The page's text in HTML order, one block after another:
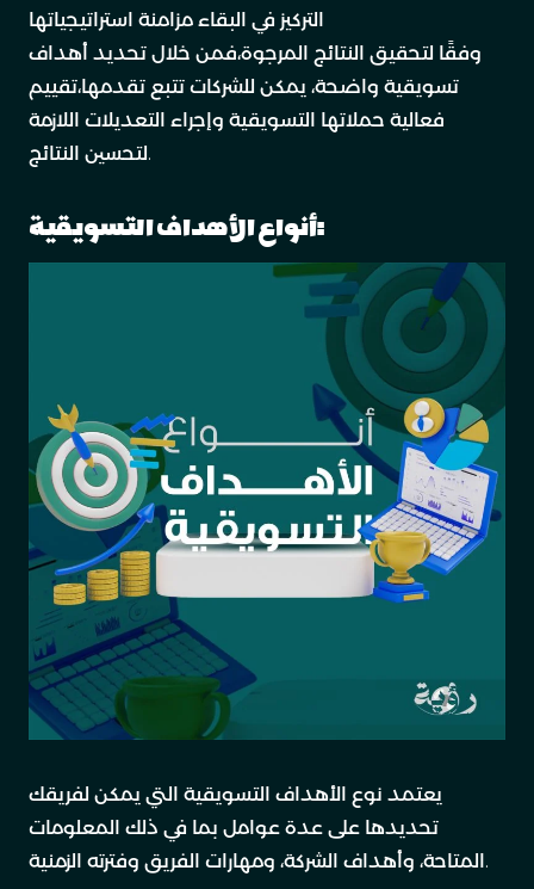
التركيز في البقاء مزامنة استراتيجياتها
وفقًا لتحقيق النتائج المرجوة،فمن خلال تحديد أهداف
تسويقية واضحة، يمكن للشركات تتبع تقدمها،تقييم
فعالية حملاتها التسويقية وإجراء التعديلات اللازمة
لتحسين النتائج.
أنواع الأهداف التسويقية:
يعتمد نوع الأهداف التسويقية التي يمكن لفريقك
تحديدها على عدة عوامل بما في ذلك المعلومات
المتاحة، وأهداف الشركة، ومهارات الفريق وفترته الزمنية.